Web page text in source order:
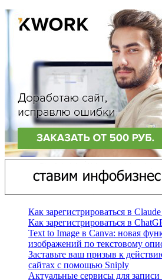
Как зарегистрироваться в
Как зарегистрироваться в
Text to Image в Canva: новая
изображений по текстовому
Заставьте ваш призыв к
сайтах с помощью Sniply
Актуальные сервисы для